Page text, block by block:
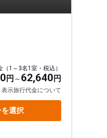
1～3名1室・税込）
円 62,640 円
表示旅行代金について
選択